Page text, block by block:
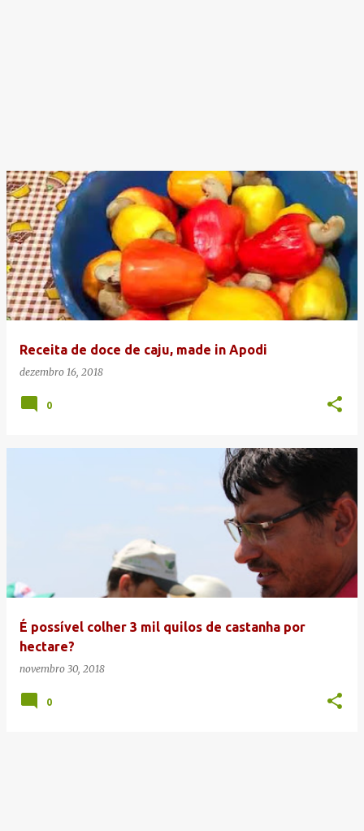
Receita de doce de caju, made in Apodi
dezembro 16, 2018
0
É possível colher 3 mil quilos de castanha por
hectare?
novembro 30, 2018
0